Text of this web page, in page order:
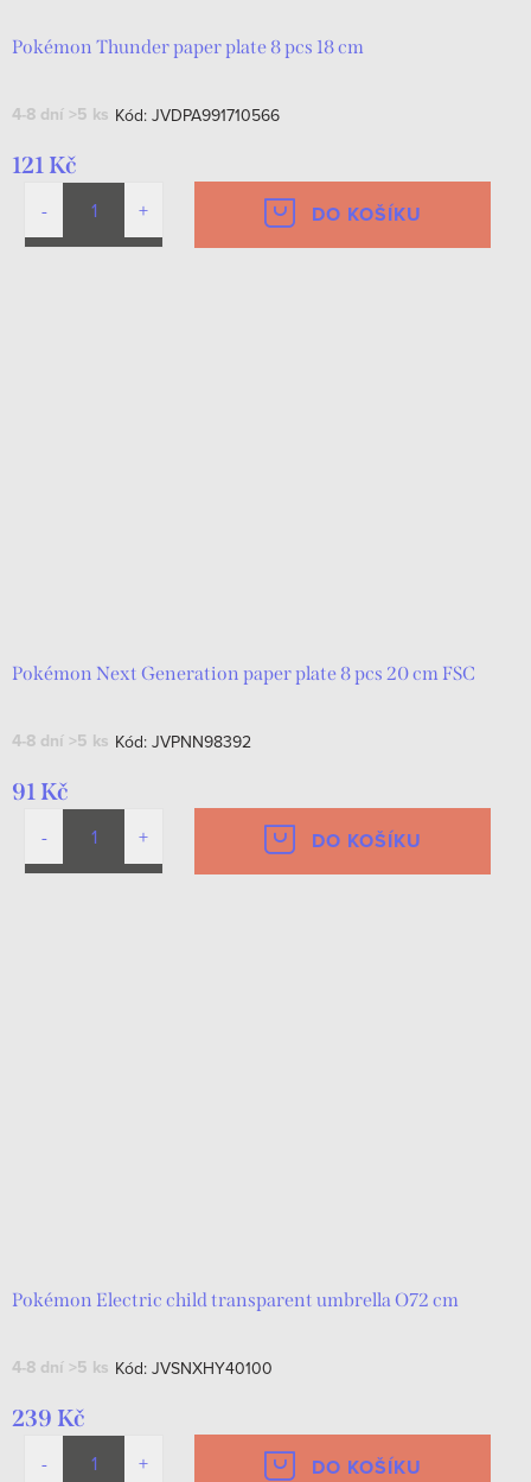
Pokémon Thunder paper plate 8 pcs 18 cm
4-8 dní >5 ks Kód: JVDPA991710566
121 Kč
DO KOŠÍKU
Pokémon Next Generation paper plate 8 pcs 20 cm FSC
4-8 dní >5 ks Kód: JVPNN98392
91 Kč
DO KOŠÍKU
Pokémon Electric child transparent umbrella O72 cm
4-8 dní >5 ks Kód: JVSNXHY40100
239 Kč
DO KOŠÍKU